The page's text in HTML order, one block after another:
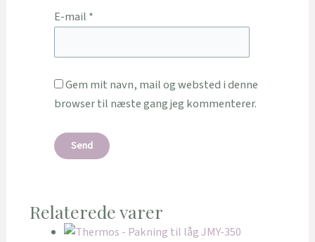
E-mail *
Gem mit navn, mail og websted i denne
browser til næste gang jeg kommenterer.
Relaterede varer